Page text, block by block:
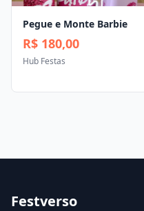
Pegue e Monte Barbie
R$ 180,00
Hub Festas
Festverso